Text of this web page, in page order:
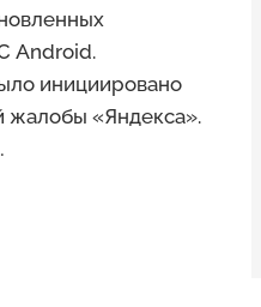
Android.
инициировано
жалобы «Яндекса».